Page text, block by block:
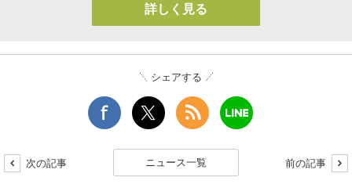
詳しく見る
シェアする
次の記事 ニュース一覧 前の記事